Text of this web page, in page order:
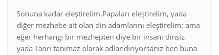
Sonuna kadar eleştirelim.Papaları eleştirelim, yada
diğer mezhebe ait olan din adamlarını eleştirelim; ama
eğer herhangi bir mezhepten diye bir insanı dinsiz
yada Tanrı tanımaz olarak adlandırıyorsanız ben buna